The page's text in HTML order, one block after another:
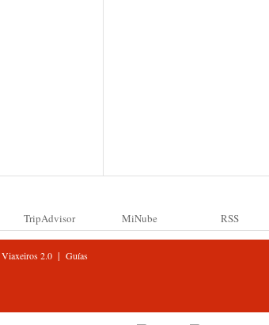
TripAdvisor MiNube RSS
Viaxeiros 2.0| Guías